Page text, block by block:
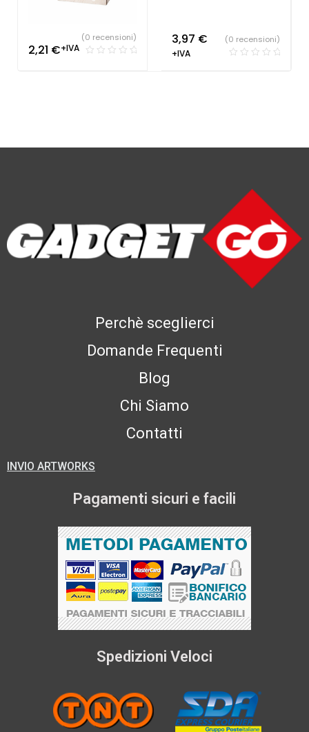
2,21 €+IVA
(0 recensioni) 3,97 €
+IVA
(0 recensioni)
Perchè sceglierci
Domande Frequenti
Blog
Chi Siamo
Contatti
INVIO ARTWORKS
Pagamenti sicuri e facili
Spedizioni Veloci